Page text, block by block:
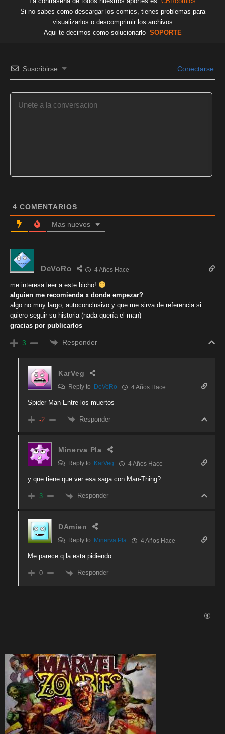
Si no sabes como descargar los comics, tienes problemas para
visualizarlos o descomprimir los archivos
Aqui te decimos como solucionarlo SOPORTE
Suscribirse Conectarse
4 COMENTARIOS
Mas nuevos
DeVoRo 4 Años Hace
me interesa leer a este bicho!
alguien me recomienda x donde empezar?
algo no muy largo, autoconclusivo y que me sirva de referencia si
quiero seguir su historia (nada quería el man)
gracias por publicarlos
3 Responder
KarVeg
Reply to DeVoRo 4 Años Hace
Spider-Man Entre los muertos
-2 Responder
Minerva Pla
Reply to KarVeg 4 Años Hace
y que tiene que ver esa saga con Man-Thing?
3 Responder
DAmien
Reply to Minerva Pla 4 Años Hace
Me parece q la esta pidiendo
0 Responder